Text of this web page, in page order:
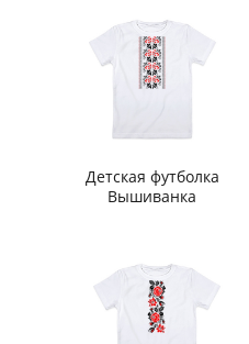
Детская футболка
Вышиванка